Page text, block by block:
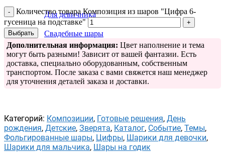
Для девичника
Свадебные шары
Свадебные растяжки
Количество товара Композиция из шаров "Цифра 6-
гусеница на подставке"
Выбрать
Дополнительная информация: Цвет наполнение и тема
могут быть разными! Зависит от вашей фантазии. Есть
доставка, специально оборудованным, собственным
транспортом. После заказа с вами свяжется наш менеджер
для уточнения деталей заказа и доставки.
Категорий: Композиции, Готовые решения, День
рождения, Детские, Зверята, Каталог, Событие, Темы,
Фольгированные шары, Цифры, Шарики для девочки,
Шарики для мальчика, Шары на годик